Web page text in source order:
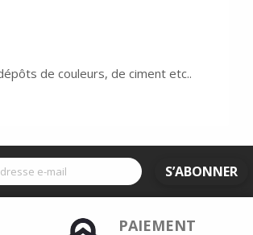
de couleurs, de ciment etc..
S’ABONNER
PAIEMENT